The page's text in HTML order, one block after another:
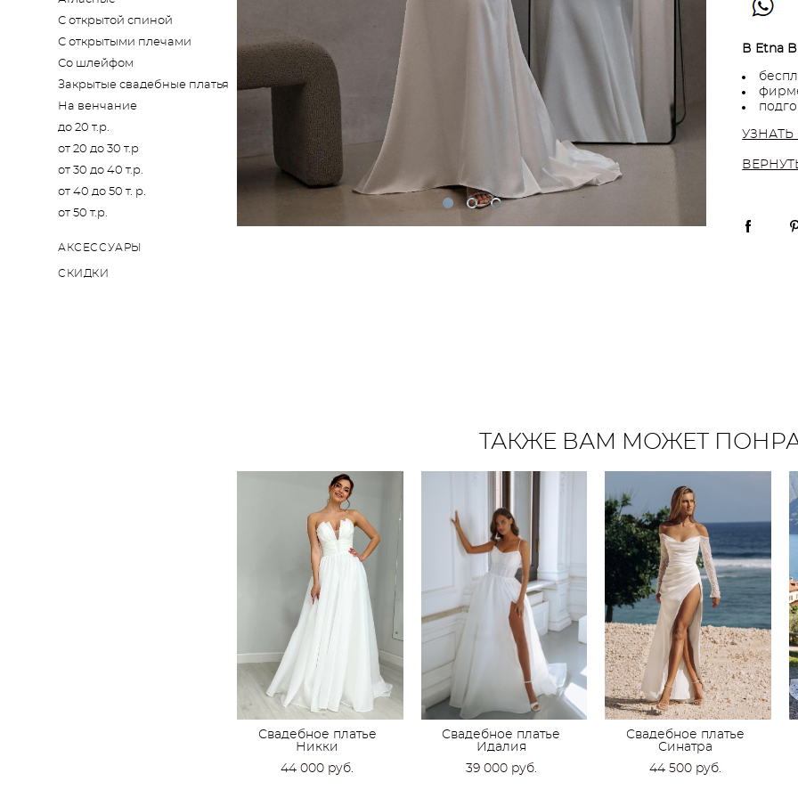
С открытой спиной
С открытыми плечами
Со шлейфом
Закрытые свадебные платья
На венчание
до 20 т.р.
от 20 до 30 т.р
от 30 до 40 т.р.
от 40 до 50 т. р.
от 50 т.р.
АКСЕССУАРЫ
СКИДКИ
В Etna
ТАКЖЕ ВАМ МОЖЕТ
Свадебное платье
Никки
44 000 pуб.
Свадебное платье
Идалия
39 000 pуб.
Свадебное платье
Синатра
44 500 pуб.